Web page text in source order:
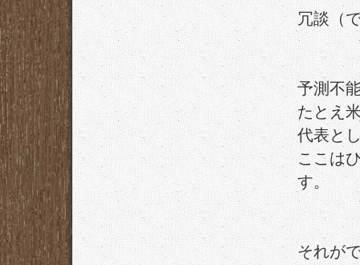
冗談（
予測不
たとえ
代表と
ここは
す。
それが